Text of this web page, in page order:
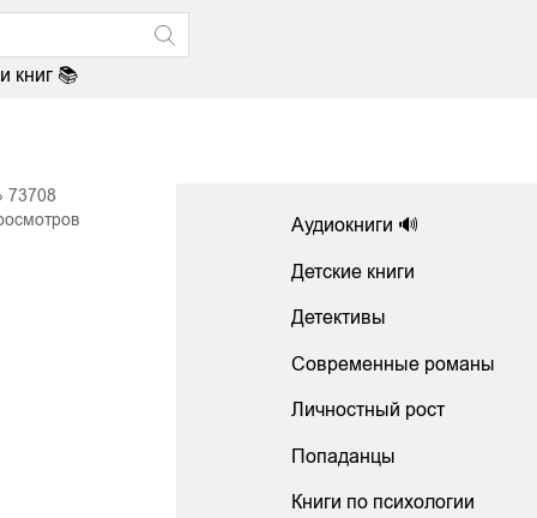
книг 📚
73708
Аудиокниги 🔊
Детские книги
Детективы
Современные романы
Личностный рост
Попаданцы
Книги по психологии